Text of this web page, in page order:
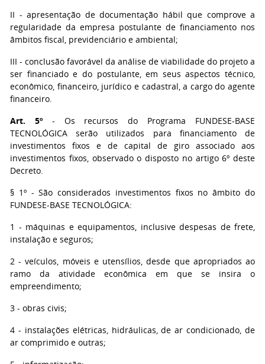
II - apresentação de documentação hábil que comprove a
regularidade da empresa postulante de financiamento nos
âmbitos fiscal, previdenciário e ambiental;
III - conclusão favorável da análise de viabilidade do projeto a
ser financiado e do postulante, em seus aspectos técnico,
econômico, financeiro, jurídico e cadastral, a cargo do agente
financeiro.
Art. 5º- Os recursos do Programa FUNDESE-BASE
TECNOLÓGICA serão utilizados para financiamento de
investimentos fixos e de capital de giro associado aos
investimentos fixos, observado o disposto no artigo 6º deste
Decreto.
§ 1º - São considerados investimentos fixos no âmbito do
FUNDESE-BASE TECNOLÓGICA:
1 - máquinas e equipamentos, inclusive despesas de frete,
instalação e seguros;
2 - veículos, móveis e utensílios, desde que apropriados ao
ramo da atividade econômica em que se insira o
empreendimento;
3 - obras civis;
4 - instalações elétricas, hidráulicas, de ar condicionado, de
ar comprimido e outras;